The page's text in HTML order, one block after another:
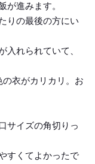
進みます。
の最後の方にい
れられていて、
衣がカリカリ。お
イズの角切りっ
くてよかったで